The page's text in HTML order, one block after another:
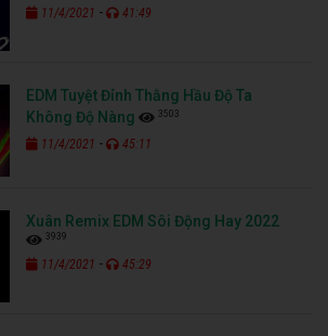
11/4/2021 - 41:49
EDM Tuyệt Đỉnh Thằng Hầu Độ Ta
Không Độ Nàng
3503
11/4/2021 - 45:11
Xuân Remix EDM Sôi Động Hay 2022
3939
11/4/2021 - 45:29